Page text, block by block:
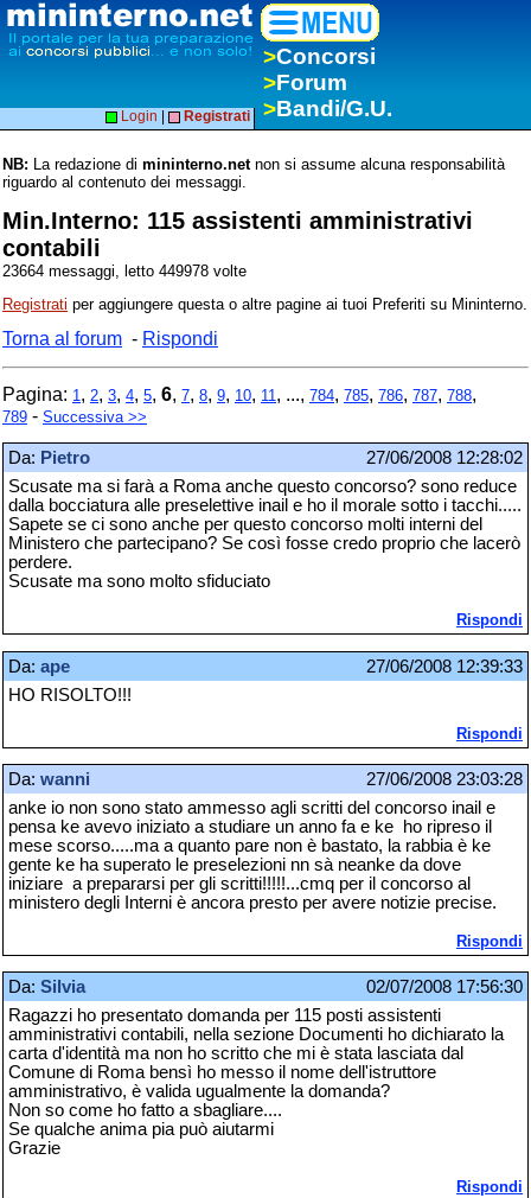
>Concorsi
>Forum
>Bandi/G.U.
Login Registrati
NB: La redazione di mininterno.netnon si assume alcuna responsabilità
riguardo al contenuto dei messaggi.
Min.Interno: 115 assistenti amministrativi
contabili
23664 messaggi, letto 449978 volte
Registrati per aggiungere questa o altre pagine ai tuoi Preferiti su Mininterno.
Torna al forum - Rispondi
Pagina: 1 , 2, 3, 4, 5, 6, 7, 8, 9, 10, 11 , ..., 784, 785, 786, 787, 788,
789 - Successiva >>
Da: Pietro
27/06/2008 12:28:02
Scusate ma si farà a Roma anche questo concorso? sono reduce
dalla bocciatura alle preselettive inail e ho il morale sotto i tacchi.....
Sapete se ci sono anche per questo concorso molti interni del
Ministero che partecipano? Se così fosse credo proprio che lacerò
perdere.
Scusate ma sono molto sfiduciato
Rispondi
Da: ape
27/06/2008 12:39:33
HO RISOLTO!!!
Rispondi
Da: wanni
27/06/2008 23:03:28
anke io non sono stato ammesso agli scritti del concorso inail e
pensa ke avevo iniziato a studiare un anno fa e ke ho ripreso il
mese scorso.....ma a quanto pare non è bastato, la rabbia è ke
gente ke ha superato le preselezioni nn sà neanke da dove
iniziare a prepararsi per gli scritti!!!!!...cmq per il concorso al
ministero degli Interni è ancora presto per avere notizie precise.
Rispondi
Da: Silvia
02/07/2008 17:56:30
Ragazzi ho presentato domanda per 115 posti assistenti
amministrativi contabili, nella sezione Documenti ho dichiarato la
carta d'identità ma non ho scritto che mi è stata lasciata dal
Comune di Roma bensì ho messo il nome dell'istruttore
amministrativo, è valida ugualmente la domanda?
Non so come ho fatto a sbagliare....
Se qualche anima pia può aiutarmi
Grazie
Rispondi